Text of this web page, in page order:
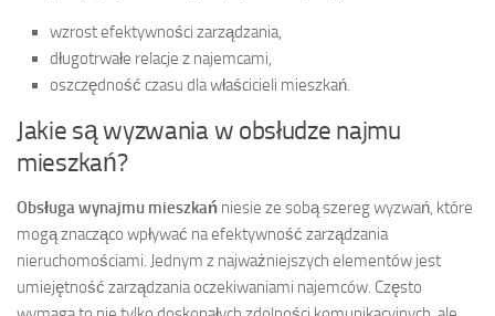
wzrost efektywności zarządzania,
długotrwałe relacje z najemcami,
oszczędność czasu dla właścicieli mieszkań.
Jakie są wyzwania w obsłudze najmu
mieszkań?
Obsługa wynajmu mieszkań niesie ze sobą szereg wyzwań, które
mogą znacząco wpływać na efektywność zarządzania
nieruchomościami. Jednym z najważniejszych elementów jest
umiejętność zarządzania oczekiwaniami najemców. Często